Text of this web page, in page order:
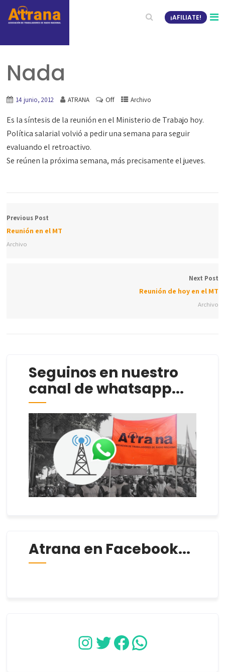
¡AFILIATE!
Nada
14 junio, 2012 ATRANA Off Archivo
Es la síntesis de la reunión en el Ministerio de Trabajo hoy.
Política salarial volvió a pedir una semana para seguir
evaluando el retroactivo.
Se reúnen la próxima semana, más precisamente el jueves.
Previous Post
Reunión en el MT
Archivo
Next Post
Reunión de hoy en el MT
Archivo
Seguinos en nuestro
canal de whatsapp...
Atrana en Facebook...
Instagram
Twitter
Facebook
WhatsApp